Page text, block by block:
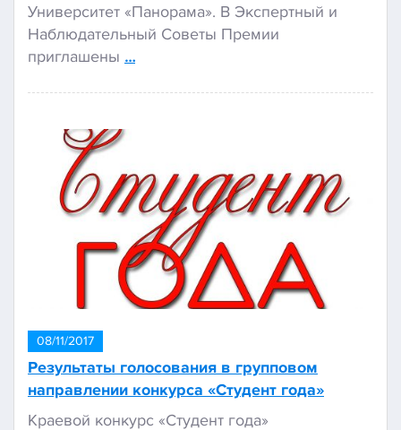
Университет «Панорама». В Экспертный и
Наблюдательный Советы Премии
приглашены …
08/11/2017
Результаты голосования в групповом
направлении конкурса «Студент года»
Краевой конкурс «Студент года»